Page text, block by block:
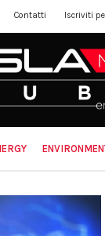
Contatti Iscriviti